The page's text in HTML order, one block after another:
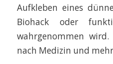
Aufkleben eines
Biohack oder
wahrgenommen
nach Medizin und